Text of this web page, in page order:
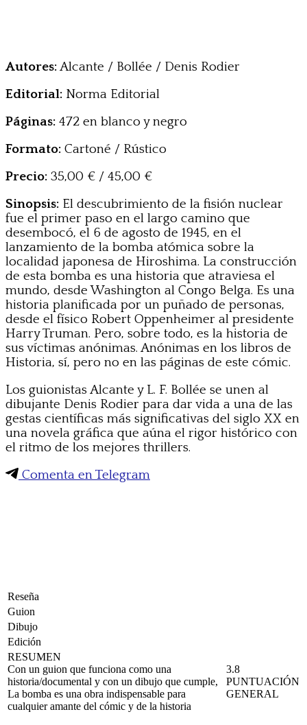
Autores:Alcante / Bollée / Denis Rodier
Editorial: Norma Editorial
Páginas: 472 en blanco y negro
Formato: Cartoné / Rústico
Precio: 35,00 € / 45,00 €
Sinopsis: El descubrimiento de la fisión nuclear
fue el primer paso en el largo camino que
desembocó, el 6 de agosto de 1945, en el
lanzamiento de la bomba atómica sobre la
localidad japonesa de Hiroshima. La construcción
de esta bomba es una historia que atraviesa el
mundo, desde Washington al Congo Belga. Es una
historia planificada por un puñado de personas,
desde el físico Robert Oppenheimer al presidente
Harry Truman. Pero, sobre todo, es la historia de
sus víctimas anónimas. Anónimas en los libros de
Historia, sí, pero no en las páginas de este cómic.
Los guionistas Alcante y L. F. Bollée se unen al
dibujante Denis Rodier para dar vida a una de las
gestas científicas más significativas del siglo XX en
una novela gráfica que aúna el rigor histórico con
el ritmo de los mejores thrillers.
Comenta en Telegram
Reseña
Guion
Dibujo
Edición
RESUMEN
Con un guion que funciona como una
historia/documental y con un dibujo que cumple,
La bomba es una obra indispensable para
cualquier amante del cómic y de la historia
3.8
PUNTUACIÓN
GENERAL